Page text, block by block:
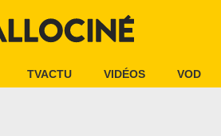
TVACTU VIDÉOS VOD